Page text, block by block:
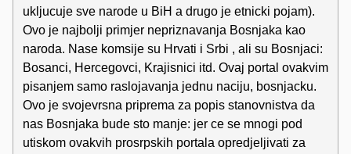
ukljucuje sve narode u BiH a drugo je etnicki pojam).
Ovo je najbolji primjer nepriznavanja Bosnjaka kao
naroda. Nase komsije su Hrvati i Srbi , ali su Bosnjaci:
Bosanci, Hercegovci, Krajisnici itd. Ovaj portal ovakvim
pisanjem samo raslojavanja jednu naciju, bosnjacku.
Ovo je svojevrsna priprema za popis stanovnistva da
nas Bosnjaka bude sto manje: jer ce se mnogi pod
utiskom ovakvih prosrpskih portala opredjeljivati za